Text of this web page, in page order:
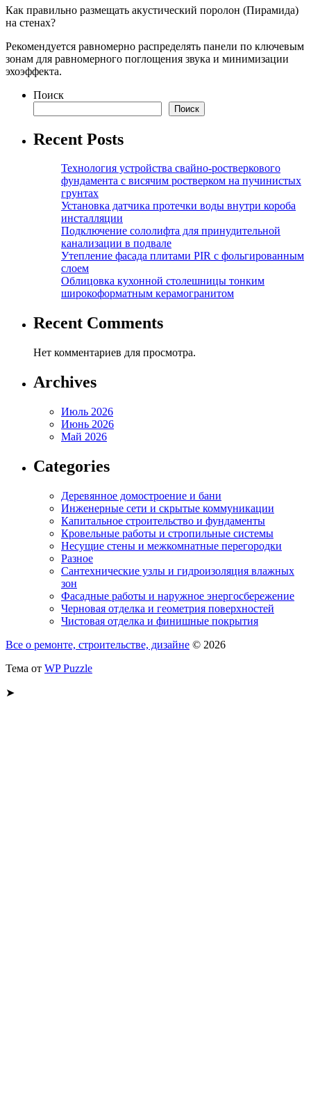
Как правильно размещать акустический поролон (Пирамида)
на стенах?
Рекомендуется равномерно распределять панели по ключевым
зонам для равномерного поглощения звука и минимизации
эхоэффекта.
Поиск
Поиск
Recent Posts
Технология устройства свайно-ростверкового
фундамента с висячим ростверком на пучинистых
грунтах
Установка датчика протечки воды внутри короба
инсталляции
Подключение сололифта для принудительной
канализации в подвале
Утепление фасада плитами PIR с фольгированным
слоем
Облицовка кухонной столешницы тонким
широкоформатным керамогранитом
Recent Comments
Нет комментариев для просмотра.
Archives
Июль 2026
Июнь 2026
Май 2026
Categories
Деревянное домостроение и бани
Инженерные сети и скрытые коммуникации
Капитальное строительство и фундаменты
Кровельные работы и стропильные системы
Несущие стены и межкомнатные перегородки
Разное
Сантехнические узлы и гидроизоляция влажных
зон
Фасадные работы и наружное энергосбережение
Черновая отделка и геометрия поверхностей
Чистовая отделка и финишные покрытия
Все о ремонте, строительстве, дизайне © 2026
Тема от WP Puzzle
➤